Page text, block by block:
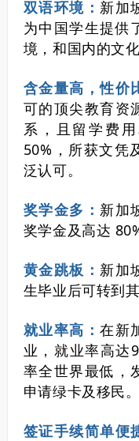
双语环境： 新加
为中国学生提供
境，和国内的文
含金量高，性价
可的顶尖教育资
系，且留学费
50%，所获文凭
泛认可。
奖学金多： 新加
奖学金及高达
黄金跳板： 新加
生毕业后可转到
就业率高：在新
业，就业率高达
率全世界最低，
申请绿卡及移民。
签证手续简单便